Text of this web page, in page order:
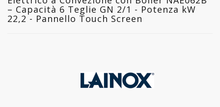
– Capacità 6 Teglie GN 2/1 - Potenza kW
22,2 - Pannello Touch Screen